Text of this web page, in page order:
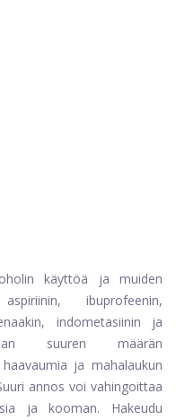
käyttöä ja muiden
ibuprofeenin,
indometasiinin ja
suuren määrän
ja mahalaukun
annos voi vahingoittaa
ja kooman. Hakeudu